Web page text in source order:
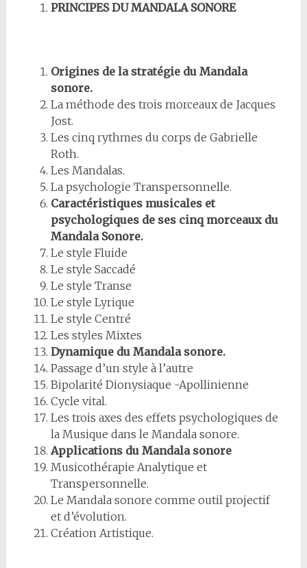
PRINCIPES DU MANDALA SONORE
Origines de la stratégie du Mandala
sonore.
La méthode des trois morceaux de Jacques
Jost.
Les cinq rythmes du corps de Gabrielle
Roth.
Les Mandalas.
La psychologie Transpersonnelle.
Caractéristiques musicales et
psychologiques de ses cinq morceaux du
Mandala Sonore.
Le style Fluide
Le style Saccadé
Le style Transe
Le style Lyrique
Le style Centré
Les styles Mixtes
Dynamique du Mandala sonore.
Passage d’un style à l’autre
Bipolarité Dionysiaque -Apollinienne
Cycle vital.
Les trois axes des effets psychologiques de
la Musique dans le Mandala sonore.
Applications du Mandala sonore
Musicothérapie Analytique et
Transpersonnelle.
Le Mandala sonore comme outil projectif
et d’évolution.
Création Artistique.